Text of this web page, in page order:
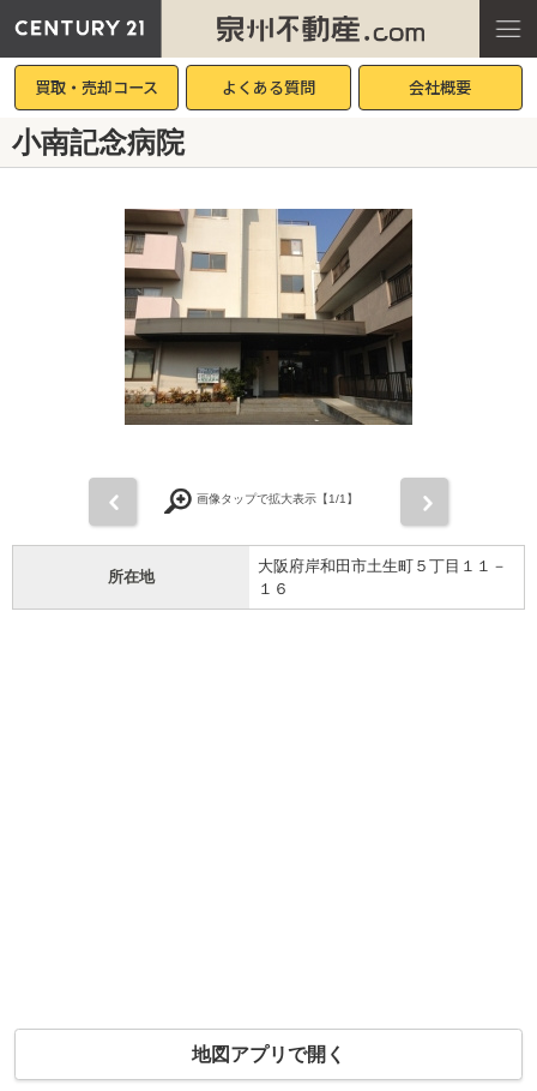
買取・売却コース よくある質問 会社概要
小南記念病院
画像タップで拡大表示【1/1】
所在地
大阪府岸和田市土生町５丁目１１－
１６
地図アプリで開く